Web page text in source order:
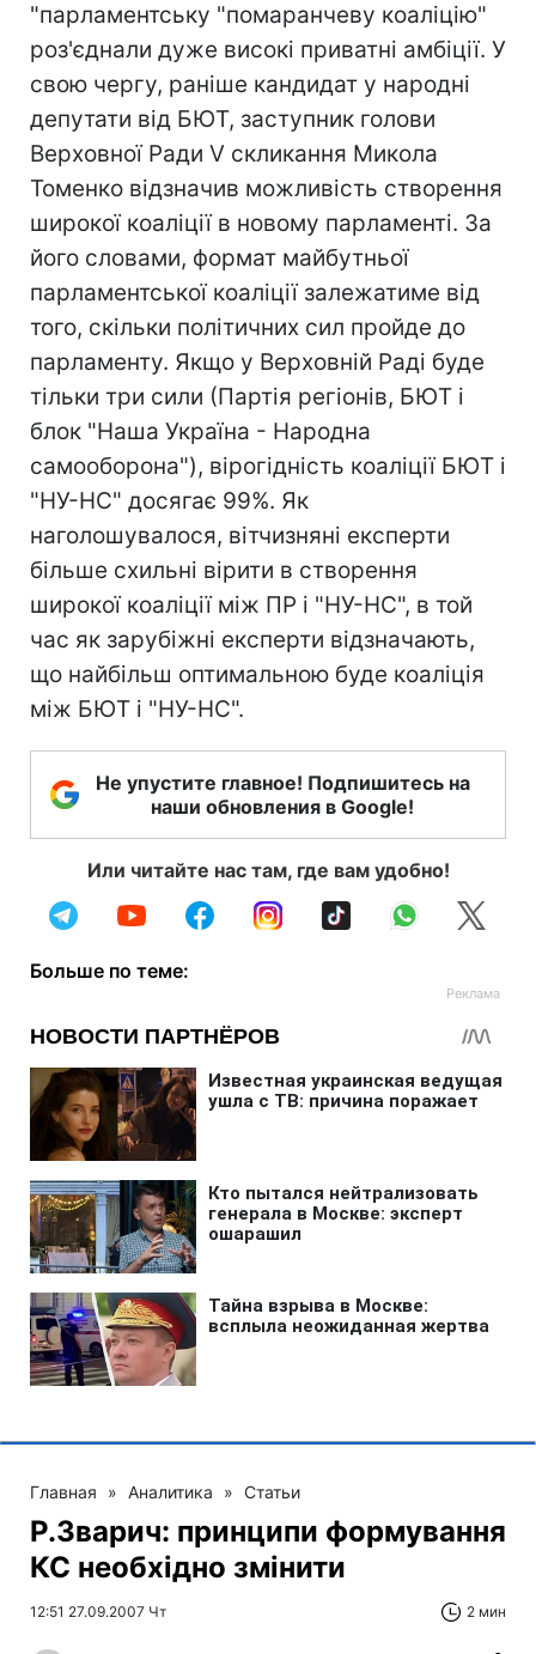
"парламентську "помаранчеву коаліцію"
роз'єднали дуже високі приватні амбіції. У
свою чергу, раніше кандидат у народні
депутати від БЮТ, заступник голови
Верховної Ради V скликання Микола
Томенко відзначив можливість створення
широкої коаліції в новому парламенті. За
його словами, формат майбутньої
парламентської коаліції залежатиме від
того, скільки політичних сил пройде до
парламенту. Якщо у Верховній Раді буде
тільки три сили (Партія регіонів, БЮТ і
блок "Наша Україна - Народна
самооборона"), вірогідність коаліції БЮТ і
"НУ-НС" досягає 99%. Як
наголошувалося, вітчизняні експерти
більше схильні вірити в створення
широкої коаліції між ПР і "НУ-НС", в той
час як зарубіжні експерти відзначають,
що найбільш оптимальною буде коаліція
між БЮТ і "НУ-НС".
Не упустите главное! Подпишитесь на
наши обновления в Google!
Или читайте нас там, где вам удобно!
Больше по теме:
Главная » Аналитика » Статьи
Р.Зварич: принципи формування
КС необхідно змінити
12:51 27.09.2007 Чт 2 мин